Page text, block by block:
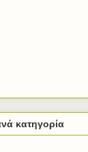
κατηγορία